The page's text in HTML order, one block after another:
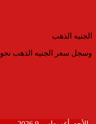
الجنيه الذهب
وسجل سعر الجنيه الذهب نحو 46.400 ألف جنيه، بالتزامن مع استقرار أسعار الأعيرة المختلفة في الأسواق المحلية.